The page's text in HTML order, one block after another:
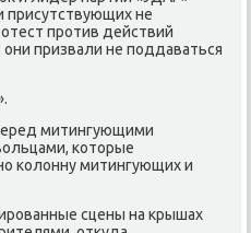
присутствующих не
против действий
призвали не поддаваться
митингующими
котοрые
колοнну митингующих и
сцены на крышах